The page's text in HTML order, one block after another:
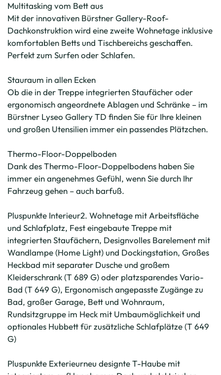
Multitasking vom Bett aus
Mit der innovativen Bürstner Gallery-Roof-
Dachkonstruktion wird eine zweite Wohnetage inklusive
komfortablen Betts und Tischbereichs geschaffen.
Perfekt zum Surfen oder Schlafen.
Stauraum in allen Ecken
Ob die in der Treppe integrierten Staufächer oder
ergonomisch angeordnete Ablagen und Schränke – im
Bürstner Lyseo Gallery TD finden Sie für Ihre kleinen
und großen Utensilien immer ein passendes Plätzchen.
Thermo-Floor-Doppelboden
Dank des Thermo-Floor-Doppelbodens haben Sie
immer ein angenehmes Gefühl, wenn Sie durch Ihr
Fahrzeug gehen – auch barfuß.
Pluspunkte Interieur2. Wohnetage mit Arbeitsfläche
und Schlafplatz, Fest eingebaute Treppe mit
integrierten Staufächern, Designvolles Barelement mit
Wandlampe (Home Light) und Dockingstation, Großes
Heckbad mit separater Dusche und großem
Kleiderschrank (T 689 G) oder platzsparendes Vario-
Bad (T 649 G), Ergonomisch angepasste Zugänge zu
Bad, großer Garage, Bett und Wohnraum,
Rundsitzgruppe im Heck mit Umbaumöglichkeit und
optionales Hubbett für zusätzliche Schlafplätze (T 649
G)
Pluspunkte Exterieurneu designte T-Haube mit